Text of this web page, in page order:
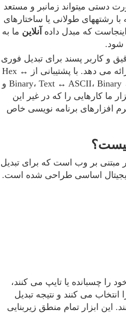
دستی میتواند زمانبر و مستعد
رشتههای طولانی یا ساختارهای
که مبدل داده آنلاین ما به
شود.
و کاربر پسند برای تبدیل فوری
داده ها بین چندین فرمت ارائه می دهد. با پشتیبانی از Hex ↔
Binary، Text ↔ ASCII، Binary ↔ Text،Decimal ↔ Binary و
ما کارهایی را که در غیر این
افزارهای برنامه نویسی خاص
مبتنی بر وب است که برای تبدیل
اساسی طراحی شده است.
را چسبانده یا تایپ می کنند،
می کنند و نتیجه تبدیل
این ابزار تمام منطق زیربنایی